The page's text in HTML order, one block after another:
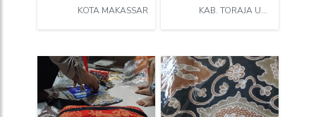
KOTA MAKASSAR KAB. TORAJA UTARA